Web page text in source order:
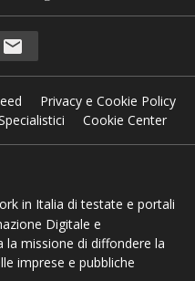
Privacy e Cookie Policy
Cookie Center
in Italia di testate e portali
Digitale e
la missione di diffondere la
imprese e pubbliche